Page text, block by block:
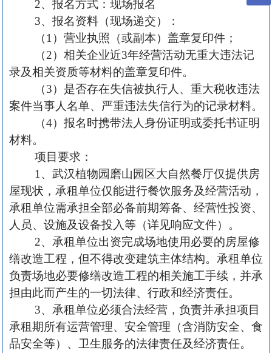
2、报名方式：现场报名
3、报名资料（现场递交）：
（1）营业执照（或副本）盖章复印件；
（2）相关企业近3年经营活动无重大违法记
录及相关资质等材料的盖章复印件。
（3）是否存在失信被执行人、重大税收违法
案件当事人名单、严重违法失信行为的记录材料。
（4）报名时携带法人身份证明或委托书证明
材料。
项目要求：
1、武汉植物园磨山园区大自然餐厅仅提供房
屋现状，承租单位仅能进行餐饮服务及经营活动，
承租单位需承担全部必备前期筹备、经营性投资、
人员、设施及设备投入等（详见响应文件）。
2、承租单位出资完成场地使用必要的房屋修
缮改造工程，但不得改变建筑主体结构。承租单位
负责场地必要修缮改造工程的相关施工手续，并承
担由此而产生的一切法律、行政和经济责任。
3、承租单位必须合法经营，负责并承担项目
承租期所有运营管理、安全管理（含消防安全、食
品安全等）、卫生服务的法律责任及经济责任。